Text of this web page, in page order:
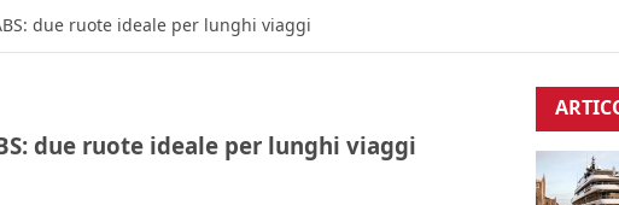
due ruote ideale per lunghi viaggi
due ruote ideale per lunghi viaggi